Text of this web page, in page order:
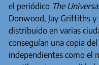
el periódico The
Donwood, Jay Griffiths y
distribuido en varias
conseguían una copia
independientes como el